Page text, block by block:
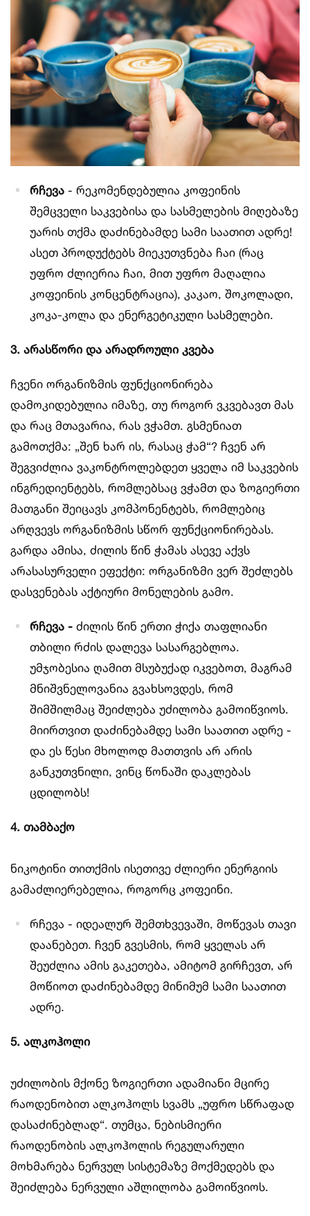
რჩევა - რეკომენდებულია კოფეინის
შემცველი საკვებისა და სასმელების მიღებაზე
უარის თქმა დაძინებამდე სამი საათით ადრე!
ასეთ პროდუქტებს მიეკუთვნება ჩაი (რაც
უფრო ძლიერია ჩაი, მით უფრო მაღალია
კოფეინის კონცენტრაცია), კაკაო, შოკოლადი,
კოკა-კოლა და ენერგეტიკული სასმელები.
3. არასწორი და არადროული კვება
ჩვენი ორგანიზმის ფუნქციონირება
დამოკიდებულია იმაზე, თუ როგორ ვკვებავთ მას
და რაც მთავარია, რას ვჭამთ. გსმენიათ
გამოთქმა: „შენ ხარ ის, რასაც ჭამ“? ჩვენ არ
შეგვიძლია ვაკონტროლებდეთ ყველა იმ საკვების
ინგრედიენტებს, რომლებსაც ვჭამთ და ზოგიერთი
მათგანი შეიცავს კომპონენტებს, რომლებიც
არღვევს ორგანიზმის სწორ ფუნქციონირებას.
გარდა ამისა, ძილის წინ ჭამას ასევე აქვს
არასასურველი ეფექტი: ორგანიზმი ვერ შეძლებს
დასვენებას აქტიური მონელების გამო.
რჩევა - ძილის წინ ერთი ჭიქა თაფლიანი
თბილი რძის დალევა სასარგებლოა.
უმჯობესია ღამით მსუბუქად იკვებოთ, მაგრამ
მნიშვნელოვანია გვახსოვდეს, რომ
შიმშილმაც შეიძლება უძილობა გამოიწვიოს.
მიირთვით დაძინებამდე სამი საათით ადრე -
და ეს წესი მხოლოდ მათთვის არ არის
განკუთვნილი, ვინც წონაში დაკლებას
ცდილობს!
4. თამბაქო
ნიკოტინი თითქმის ისეთივე ძლიერი ენერგიის
გამაძლიერებელია, როგორც კოფეინი.
რჩევა - იდეალურ შემთხვევაში, მოწევას თავი
დაანებეთ. ჩვენ გვესმის, რომ ყველას არ
შეუძლია ამის გაკეთება, ამიტომ გირჩევთ, არ
მოწიოთ დაძინებამდე მინიმუმ სამი საათით
ადრე.
5. ალკოჰოლი
უძილობის მქონე ზოგიერთი ადამიანი მცირე
რაოდენობით ალკოჰოლს სვამს „უფრო სწრაფად
დასაძინებლად“. თუმცა, ნებისმიერი
რაოდენობის ალკოჰოლის რეგულარული
მოხმარება ნერვულ სისტემაზე მოქმედებს და
შეიძლება ნერვული აშლილობა გამოიწვიოს.